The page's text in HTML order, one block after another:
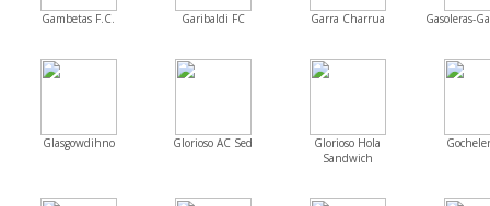
Gambetas F.C. Garibaldi FC Garra Charrua Gasoleras-
Glasgowdihno Glorioso AC Sed
Glorioso Hola
Sandwich